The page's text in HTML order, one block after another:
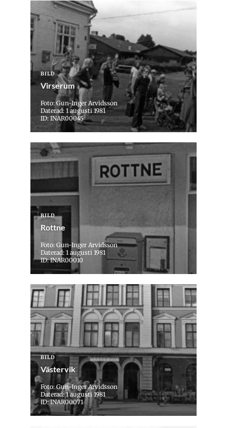
BILD
Virserum
Foto: Gun-Inger Arvidsson
Daterad: 1 augusti 1981
ID: INAR00045
BILD
Rottne
Foto: Gun-Inger Arvidsson
Daterad: 1 augusti 1981
ID: INAR00010
BILD
Västervik
Foto: Gun-Inger Arvidsson
Daterad: 1 augusti 1981
ID: INAR00071